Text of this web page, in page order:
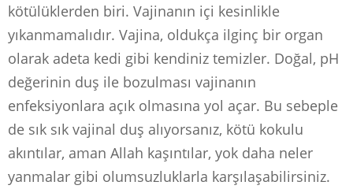
kötülüklerden biri. Vajinanın içi kesinlikle
yıkanmamalıdır. Vajina, oldukça ilginç bir organ
olarak adeta kedi gibi kendiniz temizler. Doğal, pH
değerinin duş ile bozulması vajinanın
enfeksiyonlara açık olmasına yol açar. Bu sebeple
de sık sık vajinal duş alıyorsanız, kötü kokulu
akıntılar, aman Allah kaşıntılar, yok daha neler
yanmalar gibi olumsuzluklarla karşılaşabilirsiniz.